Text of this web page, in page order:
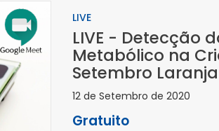
LIVE
LIVE - Detecção
Metabólico na
Setembro Laranja
12 de Setembro de 2020
Gratuito